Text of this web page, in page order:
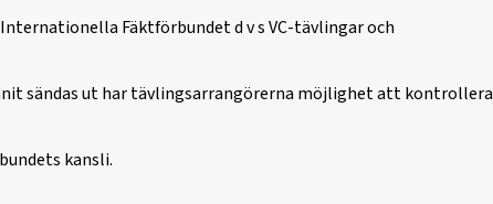
Fäktförbundet d v s VC-tävlingar och
sändas ut har tävlingsarrangörerna möjlighet att kontrollera
kansli.